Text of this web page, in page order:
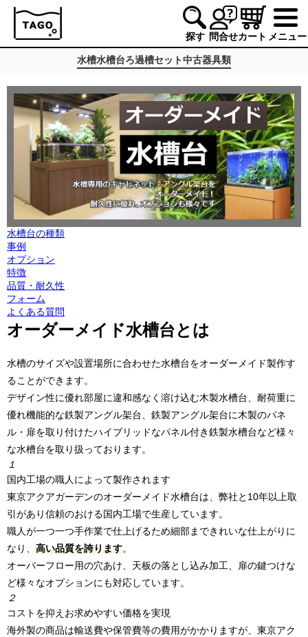
探す 問合せカート メニュー
水槽水槽台ろ過槽セット中古器具類
水槽台の種類
事例
オプション
特徴
品質・耐久性
フォーム
よくある質問
オーダーメイド水槽台とは
水槽のサイズや設置場所に合わせた水槽台をオーダーメイド製作す
ることができます。
デザイン性に優れ部屋に違和感なく溶け込む木製水槽台、耐荷重に
優れ機能的な鉄製アングル架台、鉄製アングル架台に木製のパネ
ル・扉を取り付けたハイブリッドなパネル付き鉄製水槽台など様々
な水槽台を取り扱っております。
１
国内工場の職人によって製作されます
東京アクアガーデンのオーダーメイド水槽台は、弊社と10年以上取
引があり信頼のおける国内工場で生産しています。
職人が一つ一つ手作業で仕上げるため細部まできれいな仕上がりに
なり、 高い品質を誇ります。
オーバーフロー用の穴あけ、天板の落とし込み加工、扉の鍵つけな
ど様々なオプションにも対応しています。
２
コストを抑えお求めやすい価格を実現
海外製の商品は輸送費や保管費等の費用がかかりますが、東京アク